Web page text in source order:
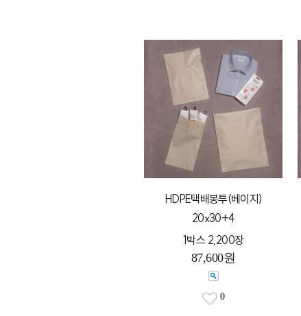
HDPE택배봉투(베이지)
20x30+4
1박스 2,200장
87,600원
0